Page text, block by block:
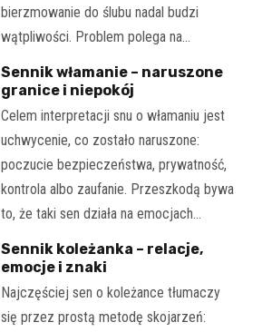
bierzmowanie do ślubu nadal budzi
wątpliwości. Problem polega na…
Sennik włamanie – naruszone
granice i niepokój
Celem interpretacji snu o włamaniu jest
uchwycenie, co zostało naruszone:
poczucie bezpieczeństwa, prywatność,
kontrola albo zaufanie. Przeszkodą bywa
to, że taki sen działa na emocjach…
Sennik koleżanka – relacje,
emocje i znaki
Najczęściej sen o koleżance tłumaczy
się przez prostą metodę skojarzeń: